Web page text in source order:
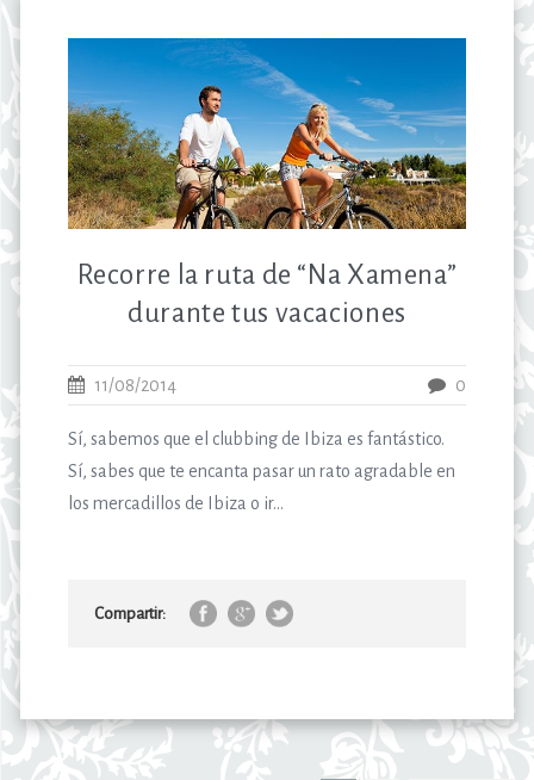
Recorre la ruta de “Na Xamena”
durante tus vacaciones
11/08/2014 0
Sí, sabemos que el clubbing de Ibiza es fantástico.
Sí, sabes que te encanta pasar un rato agradable en
los mercadillos de Ibiza o ir...
Compartir: